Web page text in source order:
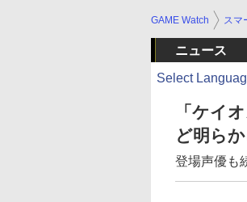
GAME Watch スマ
ニュース
Select
「ケイ
ど明らか
登場声優も